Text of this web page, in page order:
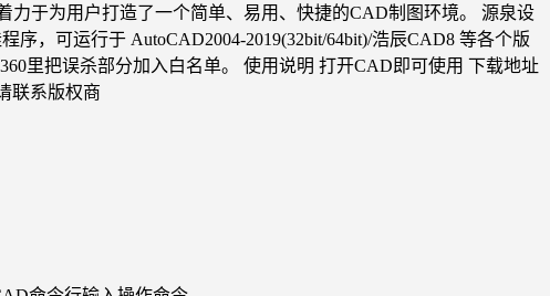
于为用户打造了一个简单、易用、快捷的CAD制图环境。 源泉设
，可运行于 AutoCAD2004-2019(32bit/64bit)/浩辰CAD8 等各个版
里把误杀部分加入白名单。 使用说明 打开CAD即可使用 下载地址
联系版权商